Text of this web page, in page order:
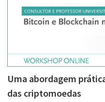
Uma abordagem
das criptomoedas